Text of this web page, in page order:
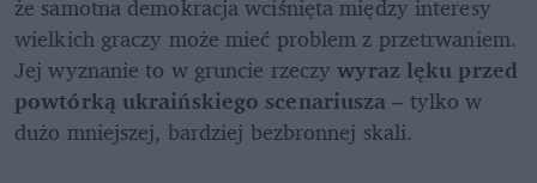
wielkich graczy może mieć problem z przetrwaniem.
Jej wyznanie to w gruncie rzeczy wyraz lęku przed
powtórką ukraińskiego scenariusza – tylko w
dużo mniejszej, bardziej bezbronnej skali.